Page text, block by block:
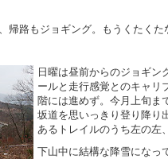
帰路もジョギング。もうくたくた
日曜は昼前からのジョギン
ールと走行感覚とのキャリ
階には進めず。今月上旬ま
坂道を思いっきり登り降り
あるトレイルのうち左の左
下山中に結構な降雪になっ